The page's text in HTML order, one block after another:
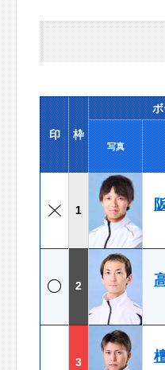
印 枠
写真
1
2
3